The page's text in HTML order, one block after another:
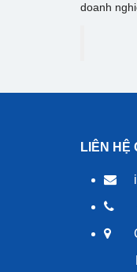
doanh
LIÊN HỆ